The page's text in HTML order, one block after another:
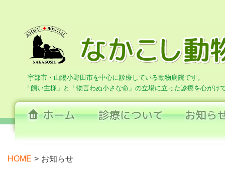
宇部市・山陽小野田市を中心に診療している動物病院です。
「飼い主様」と「物言わぬ小さな命」の立場に立った診療を心がけ
HOME > お知らせ